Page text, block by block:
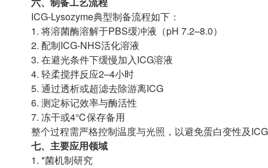
ICG-Lysozyme典型制备流程如下：
1. 将溶菌酶溶解于PBS缓冲液（pH 7.2–8.0）
2. 配制ICG-NHS活化溶液
3. 在避光条件下缓慢加入ICG溶液
4. 轻柔搅拌反应2–4小时
5. 通过透析或超滤去除游离ICG
6. 测定标记效率与酶活性
7. 冻干或4℃保存备用
整个过程需严格控制温度与光照，以避免蛋白变性及ICG
七、主要应用领域
1. *菌机制研究